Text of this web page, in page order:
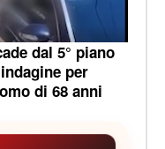
dal 5° piano
per
di 68 anni